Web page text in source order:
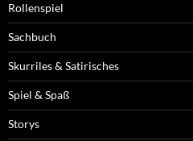
Rollenspiel
Sachbuch
Skurriles & Satirisches
Spiel & Spaß
Storys